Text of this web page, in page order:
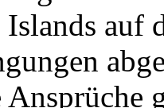
auf
Ansprüche